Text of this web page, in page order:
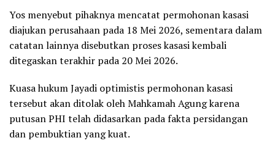
Yos menyebut pihaknya mencatat permohonan kasasi
diajukan perusahaan pada 18 Mei 2026, sementara dalam
catatan lainnya disebutkan proses kasasi kembali
ditegaskan terakhir pada 20 Mei 2026.
Kuasa hukum Jayadi optimistis permohonan kasasi
tersebut akan ditolak oleh Mahkamah Agung karena
putusan PHI telah didasarkan pada fakta persidangan
dan pembuktian yang kuat.